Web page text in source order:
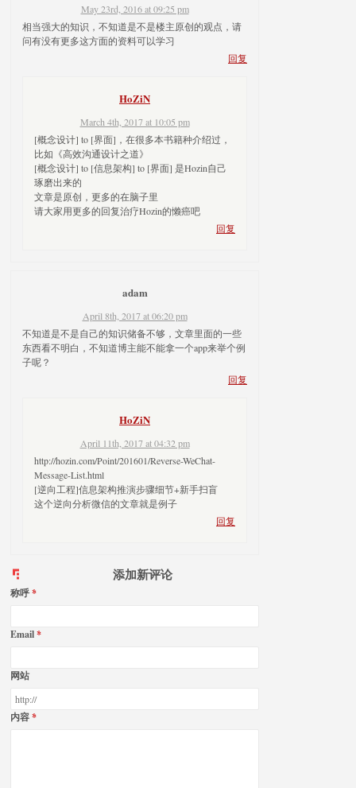
May 23rd, 2016 at 09:25 pm
相当强大的知识，不知道是不是楼主原创的观点，请
问有没有更多这方面的资料可以学习
回复
HoZiN
March 4th, 2017 at 10:05 pm
[概念设计] to [界面]，在很多本书籍种介绍过，
比如《高效沟通设计之道》
[概念设计] to [信息架构] to [界面] 是Hozin自己
琢磨出来的
文章是原创，更多的在脑子里
请大家用更多的回复治疗Hozin的懒癌吧
回复
adam
April 8th, 2017 at 06:20 pm
不知道是不是自己的知识储备不够，文章里面的一些
东西看不明白，不知道博主能不能拿一个app来举个例
子呢？
回复
HoZiN
April 11th, 2017 at 04:32 pm
http://hozin.com/Point/201601/Reverse-WeChat-
Message-List.html
[逆向工程]信息架构推演步骤细节+新手扫盲
这个逆向分析微信的文章就是例子
回复
添加新评论
称呼
Email
网站
内容